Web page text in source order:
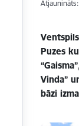
Puzes
Vinda”
bāzi